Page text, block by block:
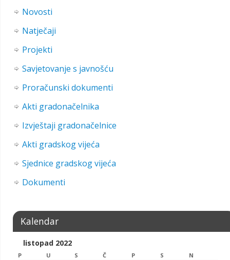
Novosti
Natječaji
Projekti
Savjetovanje s javnošću
Proračunski dokumenti
Akti gradonačelnika
Izvještaji gradonačelnice
Akti gradskog vijeća
Sjednice gradskog vijeća
Dokumenti
Kalendar
listopad 2022
P U S Č P S N